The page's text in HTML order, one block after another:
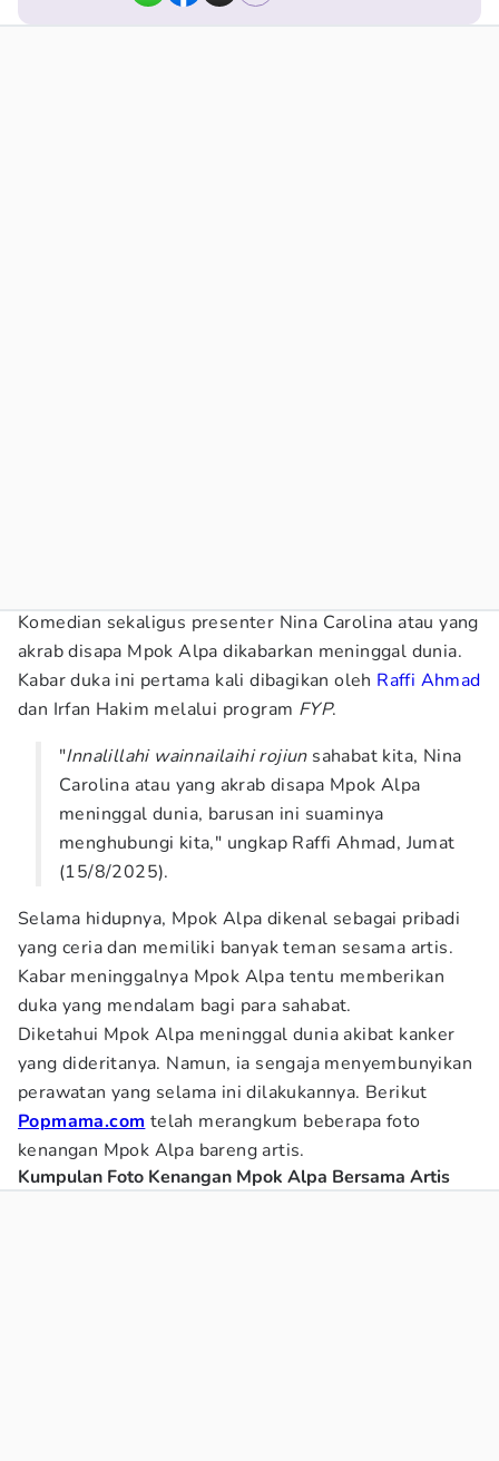
Komedian sekaligus presenter Nina Carolina atau yang
akrab disapa Mpok Alpa dikabarkan meninggal dunia.
Kabar duka ini pertama kali dibagikan oleh Raffi Ahmad
dan Irfan Hakim melalui program FYP.
"Innalillahi wainnailaihi rojiunsahabat kita, Nina
Carolina atau yang akrab disapa Mpok Alpa
meninggal dunia, barusan ini suaminya
menghubungi kita," ungkap Raffi Ahmad, Jumat
(15/8/2025).
Selama hidupnya, Mpok Alpa dikenal sebagai pribadi
yang ceria dan memiliki banyak teman sesama artis.
Kabar meninggalnya Mpok Alpa tentu memberikan
duka yang mendalam bagi para sahabat.
Diketahui Mpok Alpa meninggal dunia akibat kanker
yang dideritanya. Namun, ia sengaja menyembunyikan
perawatan yang selama ini dilakukannya. Berikut
Popmama.com telah merangkum beberapa foto
kenangan Mpok Alpa bareng artis.
Kumpulan Foto Kenangan Mpok Alpa Bersama Artis